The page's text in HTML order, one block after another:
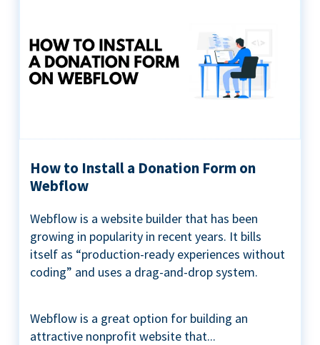
How to Install a Donation Form on
Webflow
Webflow is a website builder that has been
growing in popularity in recent years. It bills
itself as “production-ready experiences without
coding” and uses a drag-and-drop system.
Webflow is a great option for building an
attractive nonprofit website that...